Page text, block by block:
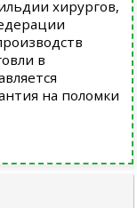
хирургов,
в
на поломки